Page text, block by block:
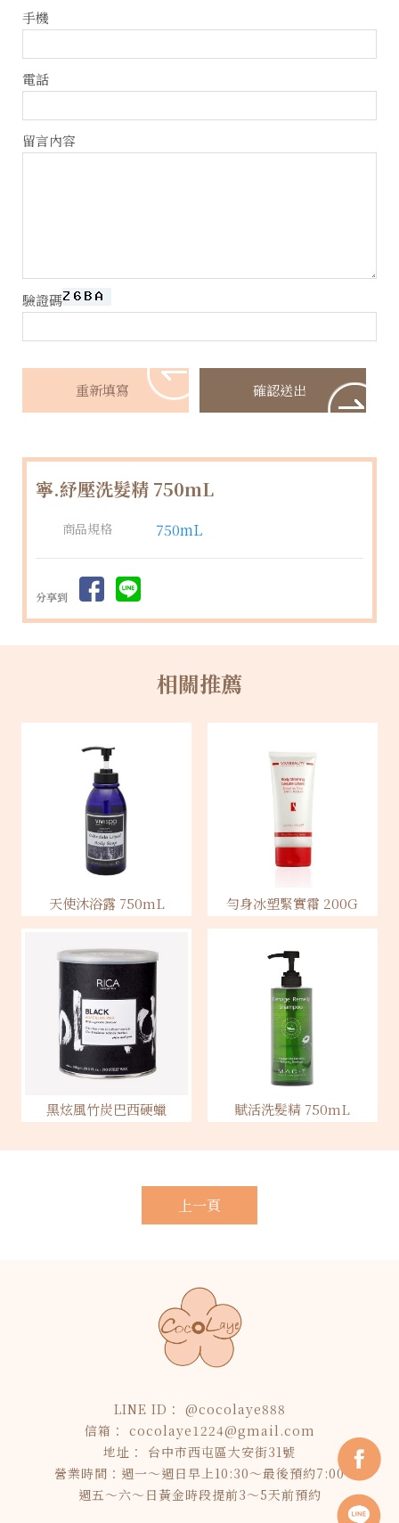
手機
電話
留言內容
驗證碼
寧.紓壓洗髮精 750mL
商品規格 750mL
分享到
天使沐浴露 750mL 勻身冰塑緊實霜 200G
黑炫風竹炭巴西硬蠟 賦活洗髮精 750mL
上一頁
@cocolaye888
cocolaye1224@gmail.com
台中市西屯區大安街31號
營業時間：週一～週日早上10:30～最後預約7:00
週五～六～日黃金時段提前3～5天前預約